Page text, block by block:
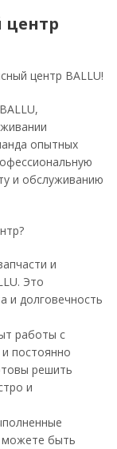
центр BALLU!
опытных
и обслуживанию
и
Это
и долговечность
работы с
постоянно
решить
и
можете быть